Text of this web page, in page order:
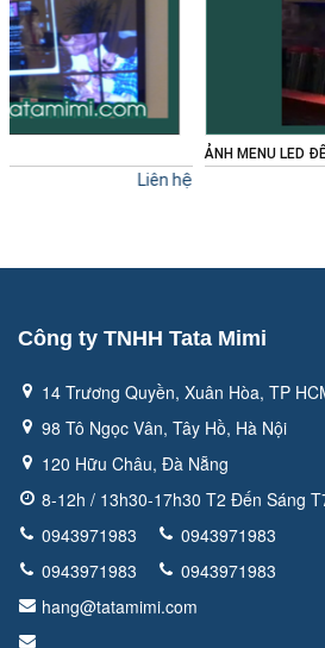
Công ty TNHH Tata Mimi
14 Trương Quyền, Xuân Hòa, TP
98 Tô Ngọc Vân, Tây Hồ, Hà Nội
120 Hữu Châu, Đà Nẵng
8-12h / 13h30-17h30 T2 Đến Sáng
0943971983
0943971983
0943971983
0943971983
hang@tatamimi.com